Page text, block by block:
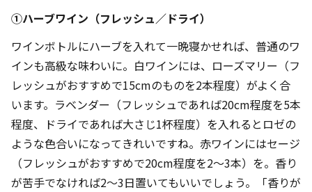
①ハーブワイン（フレッシュ／ドライ）
ワインボトルにハーブを入れて一晩寝かせれば、普通のワ
インも高級な味わいに。白ワインには、ローズマリー（フ
レッシュがおすすめで15cmのものを2本程度）がよく合
います。ラベンダー（フレッシュであれば20cm程度を5本
程度、ドライであれば大さじ1杯程度）を入れるとロゼの
ような色合いになってきれいですね。赤ワインにはセージ
（フレッシュがおすすめで20cm程度を2～3本）を。香り
が苦手でなければ2～3日置いてもいいでしょう。「香りが